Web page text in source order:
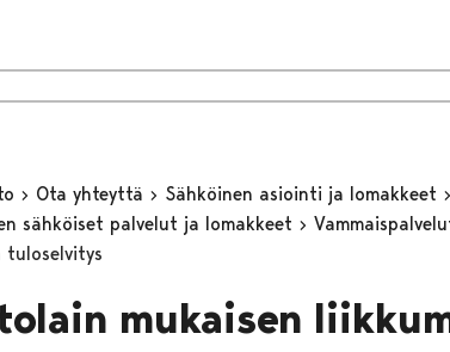
Ota yhteyttä
Sähköinen asiointi ja lomakkeet
sähköiset palvelut ja lomakkeet
tuloselvitys
mukaisen